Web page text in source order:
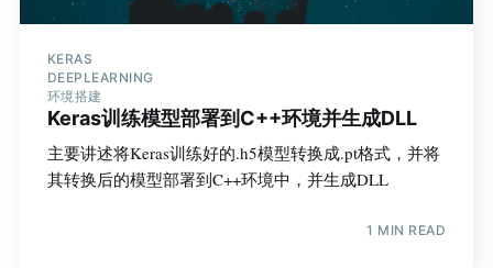
KERAS
DEEPLEARNING
环境搭建
Keras训练模型部署到C++环境并生成DLL
主要讲述将Keras训练好的.h5模型转换成.pt格式，并将
其转换后的模型部署到C++环境中，并生成DLL
1 MIN READ